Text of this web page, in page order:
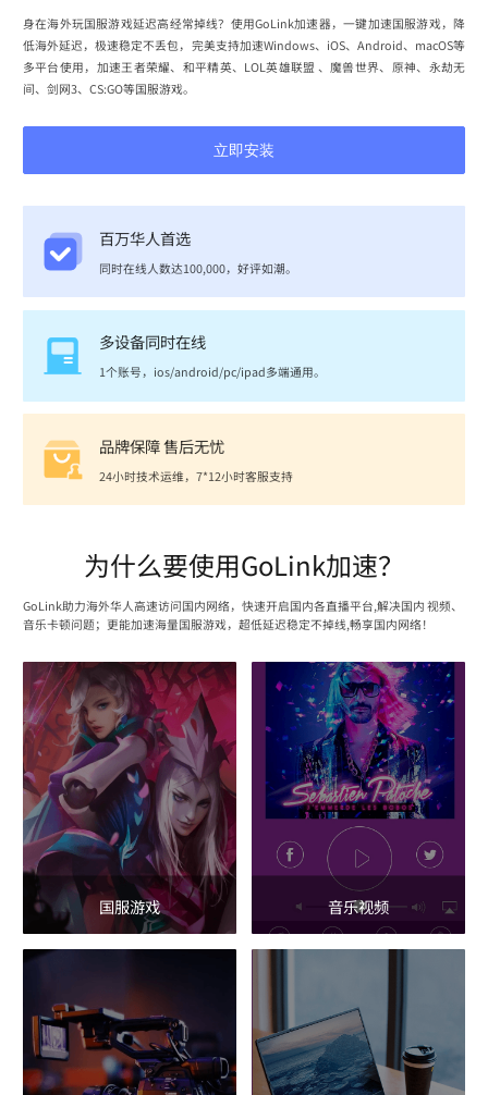
身在海外玩国服游戏延迟高经常掉线？使用GoLink加速器，一键加速国服游戏，降
低海外延迟，极速稳定不丢包，完美支持加速Windows、iOS、Android、macOS等
多平台使用，加速王者荣耀、和平精英、LOL英雄联盟 、魔兽世界、原神、永劫无
间、剑网3、CS:GO等国服游戏。
立即安装
百万华人首选
同时在线人数达100,000，好评如潮。
多设备同时在线
1个账号，ios/android/pc/ipad多端通用。
品牌保障 售后无忧
24小时技术运维，7*12小时客服支持
为什么要使用GoLink加速？
GoLink助力海外华人高速访问国内网络，快速开启国内各直播平台,解决国内 视频、
音乐卡顿问题；更能加速海量国服游戏，超低延迟稳定不掉线,畅享国内网络！
国服游戏 音乐视频